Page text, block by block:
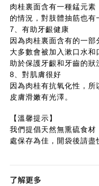
肉桂裏面含有一種錳元
的情況，對肢體抽筋也有
7、有助牙齦健康
因為肉桂裏面含有的一部
大多數會被加入漱口水
助於保護牙齦和牙齒的狀
8、對肌膚很好
因為肉桂有抗氧化性，
皮膚滑嫩有光澤。
【溫馨提示】
我們提倡天然無熏硫食材
處保存為佳，開袋後請盡
了解更多